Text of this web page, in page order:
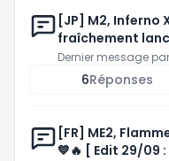
[JP] M2, Inferno
fraîchement
Dernier message par
6Réponses
[FR] ME2,
💙🔥 [ Edit 29/09